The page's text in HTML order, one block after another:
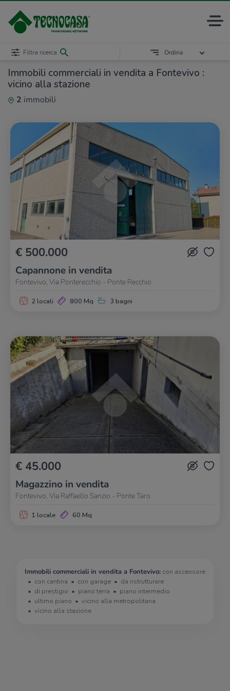
Immobili commerciali in vendita a Fontevivo :
vicino alla stazione
2 immobili
Filtra ricerca Ordina
€ 500.000
Capannone in vendita
Fontevivo, Via Ponterecchio - Ponte Recchio
2 locali 800 Mq 3 bagni
€ 45.000
Magazzino in vendita
Fontevivo, Via Raffaello Sanzio - Ponte Taro
1 locale 60 Mq
Immobili commerciali in vendita a Fontevivo: con ascensore
con cantina
con garage
da ristrutturare
di prestigio
piano terra
piano intermedio
ultimo piano
vicino alla metropolitana
vicino alla stazione